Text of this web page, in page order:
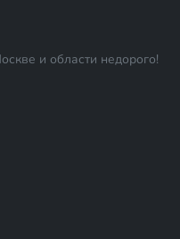
и области недорого!